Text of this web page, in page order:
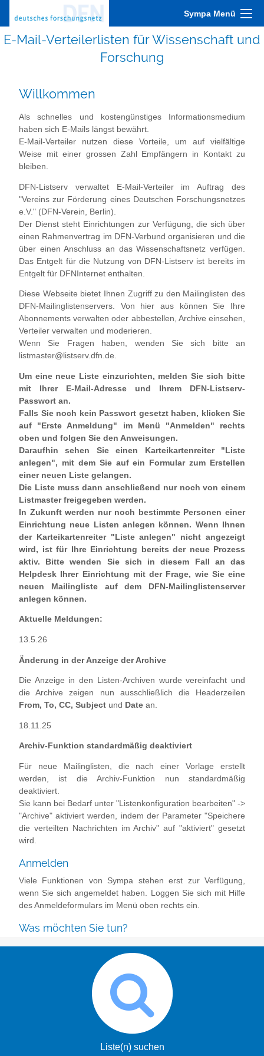
Sympa Menü
E-Mail-Verteilerlisten für Wissenschaft und
Forschung
Willkommen
Als schnelles und kostengünstiges Informationsmedium
haben sich E-Mails längst bewährt.
E-Mail-Verteiler nutzen diese Vorteile, um auf vielfältige
Weise mit einer grossen Zahl Empfängern in Kontakt zu
bleiben.
DFN-Listserv verwaltet E-Mail-Verteiler im Auftrag des
"Vereins zur Förderung eines Deutschen Forschungsnetzes
e.V." (DFN-Verein, Berlin).
Der Dienst steht Einrichtungen zur Verfügung, die sich über
einen Rahmenvertrag im DFN-Verbund organisieren und die
über einen Anschluss an das Wissenschaftsnetz verfügen.
Das Entgelt für die Nutzung von DFN-Listserv ist bereits im
Entgelt für DFNInternet enthalten.
Diese Webseite bietet Ihnen Zugriff zu den Mailinglisten des
DFN-Mailinglistenservers. Von hier aus können Sie Ihre
Abonnements verwalten oder abbestellen, Archive einsehen,
Verteiler verwalten und moderieren.
Wenn Sie Fragen haben, wenden Sie sich bitte an
listmaster@listserv.dfn.de.
Um eine neue Liste einzurichten, melden Sie sich bitte
mit Ihrer E-Mail-Adresse und Ihrem DFN-Listserv-
Passwort an.
Falls Sie noch kein Passwort gesetzt haben, klicken Sie
auf "Erste Anmeldung" im Menü "Anmelden" rechts
oben und folgen Sie den Anweisungen.
Daraufhin sehen Sie einen Karteikartenreiter "Liste
anlegen", mit dem Sie auf ein Formular zum Erstellen
einer neuen Liste gelangen.
Die Liste muss dann anschließend nur noch von einem
Listmaster freigegeben werden.
In Zukunft werden nur noch bestimmte Personen einer
Einrichtung neue Listen anlegen können. Wenn Ihnen
der Karteikartenreiter "Liste anlegen" nicht angezeigt
wird, ist für Ihre Einrichtung bereits der neue Prozess
aktiv. Bitte wenden Sie sich in diesem Fall an das
Helpdesk Ihrer Einrichtung mit der Frage, wie Sie eine
neuen Mailingliste auf dem DFN-Mailinglistenserver
anlegen können.
Aktuelle Meldungen:
13.5.26
Änderung in der Anzeige der Archive
Die Anzeige in den Listen-Archiven wurde vereinfacht und
die Archive zeigen nun ausschließlich die Headerzeilen
From, To, CC, Subject und Date an.
18.11.25
Archiv-Funktion standardmäßig deaktiviert
Für neue Mailinglisten, die nach einer Vorlage erstellt
werden, ist die Archiv-Funktion nun standardmäßig
deaktiviert.
Sie kann bei Bedarf unter "Listenkonfiguration bearbeiten" ->
"Archive" aktiviert werden, indem der Parameter "Speichere
die verteilten Nachrichten im Archiv" auf "aktiviert" gesetzt
wird.
Anmelden
Viele Funktionen von Sympa stehen erst zur Verfügung,
wenn Sie sich angemeldet haben. Loggen Sie sich mit Hilfe
des Anmeldeformulars im Menü oben rechts ein.
Was möchten Sie tun?
Liste(n) suchen